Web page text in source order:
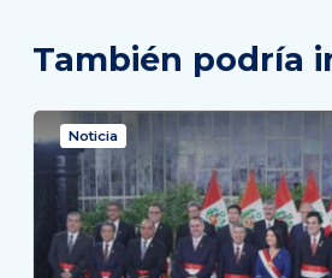
También podría
Noticia